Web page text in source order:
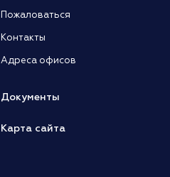
Пожаловаться
Контакты
Адреса офисов
Документы
Карта сайта